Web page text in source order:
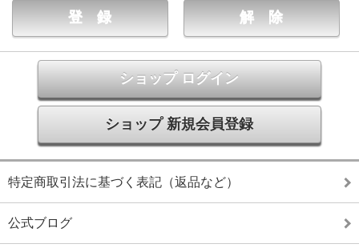
ショップ ログイン
ショップ 新規会員登録
特定商取引法に基づく表記（返品など）
公式ブログ